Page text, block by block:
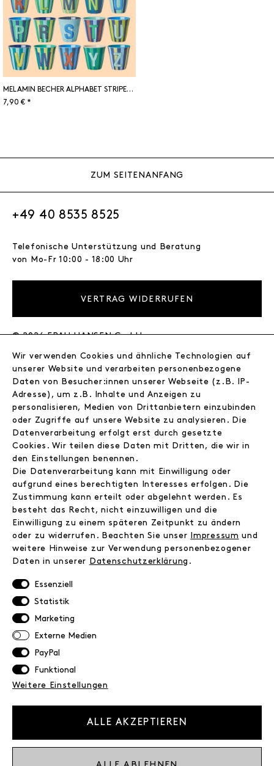
MELAMIN BECHER ALPHABET STRIPES BLUE
7,90 € *
ZUM SEITENANFANG
+49 40 8535 8525
Telefonische Unterstützung und Beratung
von Mo-Fr 10:00 - 18:00 Uhr
VERTRAG WIDERRUFEN
© 2026 FRAU HANSEN GmbH
Store
Journal
Wir
Jobs
Instagram
Facebook
Kontakt
FAQ
Zahlungsinformationen
Versand
Retoure
Datenschutz
AGB
Impressum
NEWSLETTER
Ich bestätige die Datenschutzbestimmung
Wir verwenden Cookies und ähnliche Technologien auf
unserer Website und verarbeiten personenbezogene
Daten von Besucher:innen unserer Webseite (z.B. IP-
Adresse), um z.B. Inhalte und Anzeigen zu
personalisieren, Medien von Drittanbietern einzubinden
oder Zugriffe auf unsere Website zu analysieren. Die
Datenverarbeitung erfolgt erst durch gesetzte
Cookies. Wir teilen diese Daten mit Dritten, die wir in
den Einstellungen benennen.
Die Datenverarbeitung kann mit Einwilligung oder
aufgrund eines berechtigten Interesses erfolgen. Die
Zustimmung kann erteilt oder abgelehnt werden. Es
besteht das Recht, nicht einzuwilligen und die
Einwilligung zu einem späteren Zeitpunkt zu ändern
oder zu widerrufen. Beachten Sie unser
Impressum und
weitere Hinweise zur Verwendung personenbezogener
Daten in unserer
Daten­schutz­erklärung .
Essenziell
Statistik
Marketing
Externe Medien
PayPal
Funktional
Weitere Einstellungen
ALLE AKZEPTIEREN
ALLE ABLEHNEN